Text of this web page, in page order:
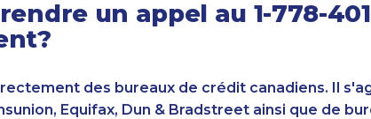
un appel au 1-778-
des bureaux de crédit canadiens. Il
Equifax, Dun & Bradstreet ainsi que de